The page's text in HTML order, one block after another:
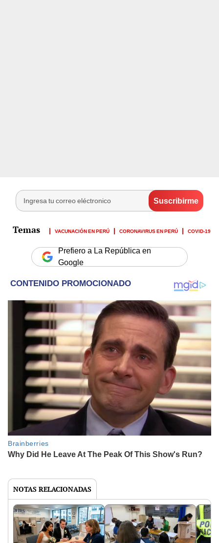
VACUNACIÓN EN PERÚ CORONAVIRUS EN PERÚ COVID-19
Prefiero a La República en
Google
NOTAS RELACIONADAS